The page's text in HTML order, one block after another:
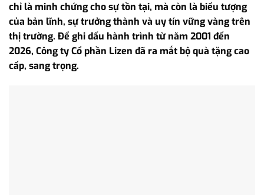
chỉ là minh chứng cho sự tồn tại, mà còn là biểu tượng
của bản lĩnh, sự trưởng thành và uy tín vững vàng trên
thị trường. Để ghi dấu hành trình từ năm 2001 đến
2026, Công ty Cổ phần Lizen đã ra mắt bộ quà tặng cao
cấp, sang trọng.